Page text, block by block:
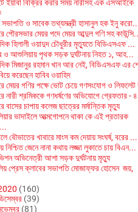
ইয়াবা বিক্রির করার সময় নারীসহ এক এসআইকে
ও সাবেক তথ্যমন্ত্রী হাসানুল হক ইনু
পৌরসভার মেয়র পদে মেয়র আব্দুল গণি সহ
হিলালী ওয়াদুদ চৌধুরীর মৃত্যুতে বিডিএসএফ ...
ও আশুলিয়ায় পৃথক সড়ক দুর্ঘটনায় নিহত ১, আহ...
মিজানুর রহমান খান আর নেই, বিডিএসএফ এর
করেছেন হাবিব ওয়াহিদ
মেয়র গণির পক্ষে ভোট চেয়ে গণসংযোগ ও
নারী শ্রমিককে গণধর্ষণের অভিযোগে গ্রেফতার - ৪
বাসের চাপায় কলেজ ছাত্রের মর্মান্তিক মৃত্যু
ভাদাইলে আত্মগোপনে থাকা কে এই প্রতারক
বৌভাতের খাবারে মাংস কম দেয়ায় সংঘর্ষ, বরের ...
নিশ্চিত জেনে নানা কথায় লজ্জা লুকাতে চায় বিএন...
অভিনেত্রী আশা সড়ক দুর্ঘটনায় মৃত্যু
প্রেস ক্লাবের সভাপতি মোজাফ্ফর হোসেন জয়,
(160)
(39)
(81)